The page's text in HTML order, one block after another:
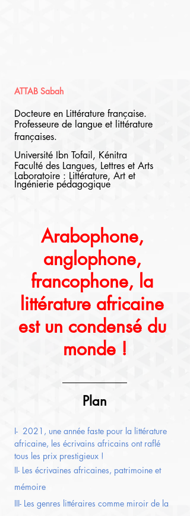
ATTAB Sabah
Docteure en Littérature française.
Professeure de langue et littérature
françaises.
Université Ibn Tofail, Kénitra
Faculté des Langues, Lettres et Arts
Laboratoire : Littérature, Art et
Ingénierie pédagogique
Arabophone,
anglophone,
francophone, la
littérature africaine
est un condensé du
monde !
Plan
I-  2021, une année faste pour la littérature
africaine, les écrivains africains ont raflé
tous les prix prestigieux !
II- Les écrivaines africaines, patrimoine et
mémoire
III- Les genres littéraires comme miroir de la